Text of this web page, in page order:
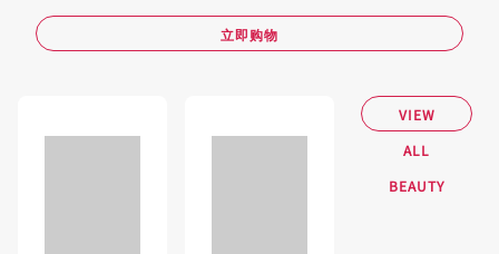
立即购物
VIEW
ALL
BEAUTY